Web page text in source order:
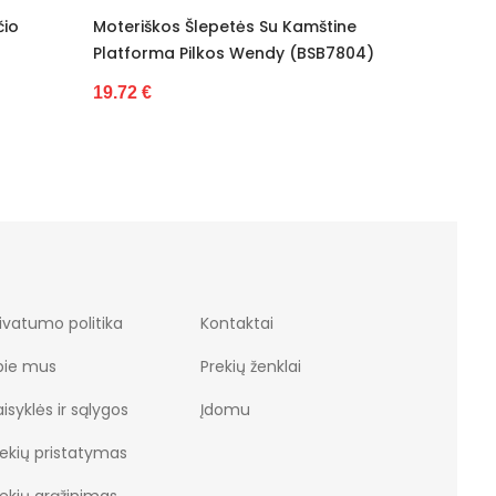
Su Kamštine
Wendy (BSB7804)
Moteriški Šlepetės Su Kailiu
Tamsiai Rožinė (BSB9968)
politika
mus
ir sąlygos
pristatymas
Kontaktai
Prekių ženklai
Įdomu